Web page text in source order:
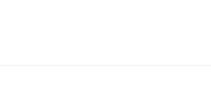
明的智慧。為了鍛鍊體魄、沉澱心靈也好，為了消
、再造自我的路程。傳統的遍路是全程徒步，但後
模式完成遍路。騎單車遍路至少要十二天，開車大